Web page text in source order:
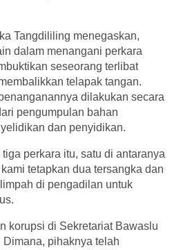
Tangdililing menegaskan,
dalam menangani perkara
seseorang terlibat
telapak tangan.
dilakukan secara
pengumpulan bahan
dan penyidikan.
perkara itu, satu di antaranya
tetapkan dua tersangka dan
di pengadilan untuk
korupsi di Sekretariat Bawaslu
pihaknya telah